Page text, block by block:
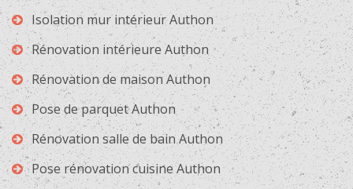
Isolation mur intérieur Authon
Rénovation intérieure Authon
Rénovation de maison Authon
Pose de parquet Authon
Rénovation salle de bain Authon
Pose rénovation cuisine Authon